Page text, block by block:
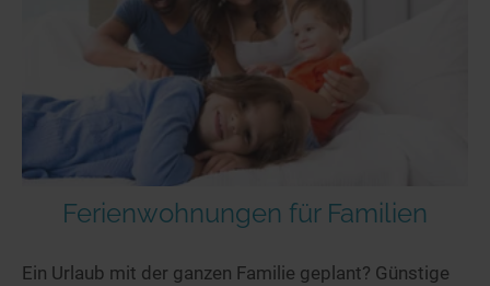
Ferienwohnungen für Familien
Ein Urlaub mit der ganzen Familie geplant? Günstige